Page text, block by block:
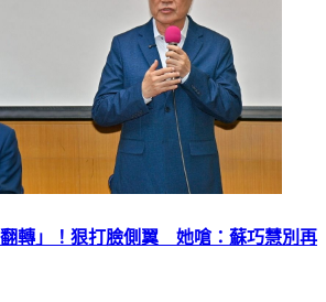
轉」！狠打臉側翼 她嗆：蘇巧慧別再